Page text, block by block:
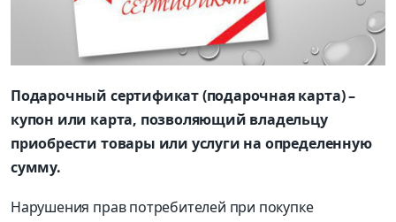
Подарочный сертификат (подарочная карта) –
купон или карта, позволяющий владельцу
приобрести товары или услуги на определенную
сумму.
Нарушения прав потребителей при покупке